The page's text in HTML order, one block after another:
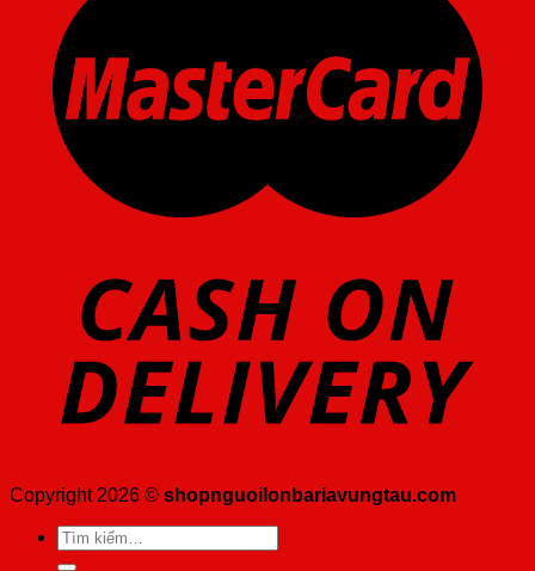
Copyright 2026 © shopnguoilonbariavungtau.com
Tìm
kiếm: